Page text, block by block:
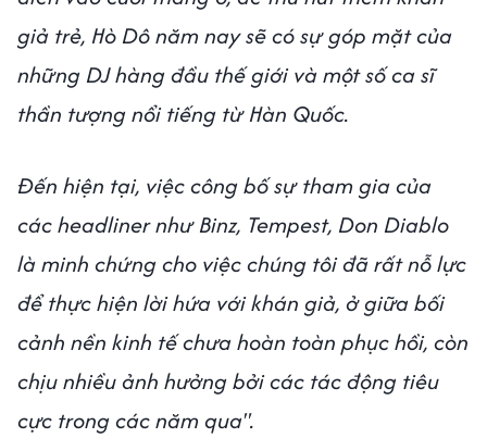
giả trẻ, Hò Dô năm nay sẽ có sự góp mặt của
những DJ hàng đầu thế giới và một số ca sĩ
thần tượng nổi tiếng từ Hàn Quốc.
Đến hiện tại, việc công bố sự tham gia của
các headliner như Binz, Tempest, Don Diablo
là minh chứng cho việc chúng tôi đã rất nỗ lực
để thực hiện lời hứa với khán giả, ở giữa bối
cảnh nền kinh tế chưa hoàn toàn phục hồi, còn
chịu nhiều ảnh hưởng bởi các tác động tiêu
cực trong các năm qua".